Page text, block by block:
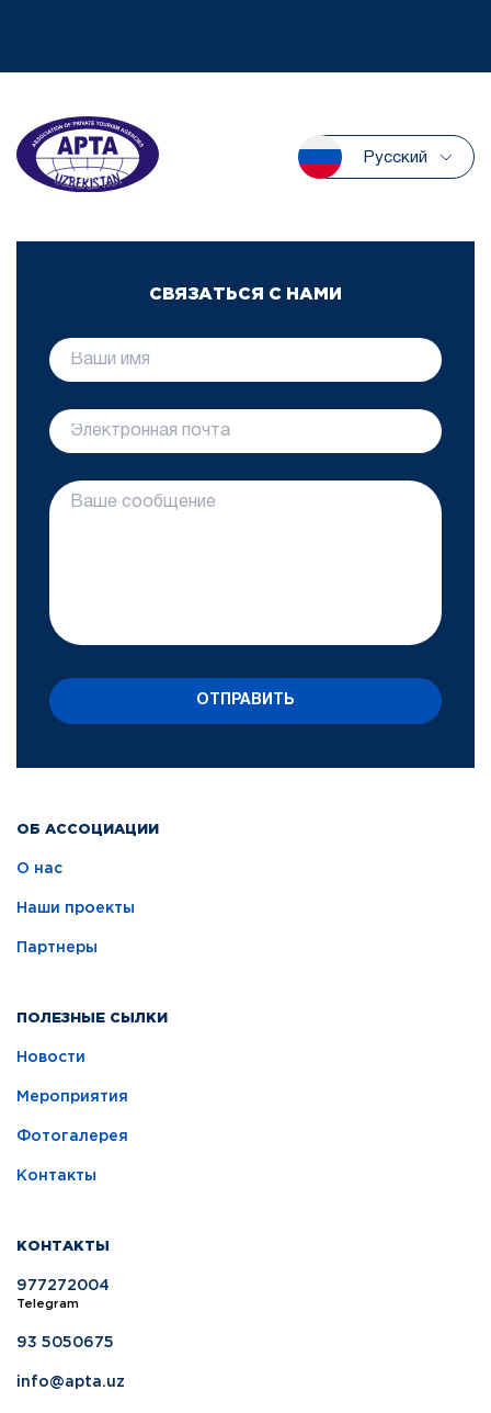
Русский
ОБ АССОЦИАЦИИ
О нас
Наши проекты
Партнеры
ПОЛЕЗНЫЕ СЫЛКИ
Новости
Мероприятия
Фотогалерея
Контакты
КОНТАКТЫ
977272004
Telegram
93 5050675
info@apta.uz
СВЯЗАТЬСЯ С НАМИ
ОТПРАВИТЬ